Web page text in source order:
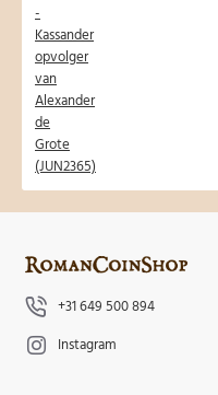
+31 649 500 894
Instagram